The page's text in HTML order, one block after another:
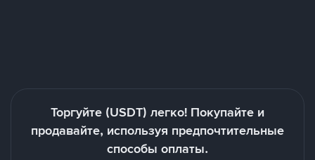
Торгуйте (USDT) легко! Покупайте и
продавайте, используя предпочтительные
способы оплаты.